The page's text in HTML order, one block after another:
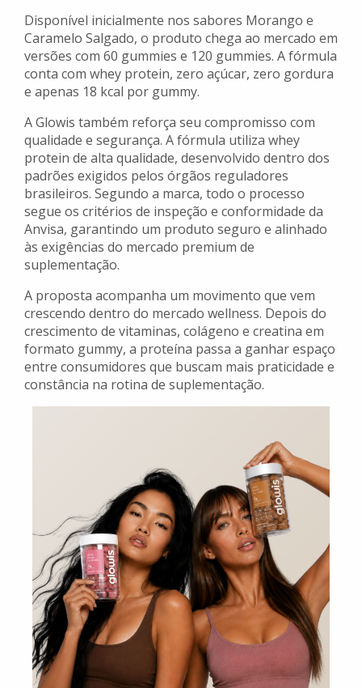
Disponível inicialmente nos sabores Morango e
Caramelo Salgado, o produto chega ao mercado em
versões com 60 gummies e 120 gummies. A fórmula
conta com whey protein, zero açúcar, zero gordura
e apenas 18 kcal por gummy.
A Glowis também reforça seu compromisso com
qualidade e segurança. A fórmula utiliza whey
protein de alta qualidade, desenvolvido dentro dos
padrões exigidos pelos órgãos reguladores
brasileiros. Segundo a marca, todo o processo
segue os critérios de inspeção e conformidade da
Anvisa, garantindo um produto seguro e alinhado
às exigências do mercado premium de
suplementação.
A proposta acompanha um movimento que vem
crescendo dentro do mercado wellness. Depois do
crescimento de vitaminas, colágeno e creatina em
formato gummy, a proteína passa a ganhar espaço
entre consumidores que buscam mais praticidade e
constância na rotina de suplementação.